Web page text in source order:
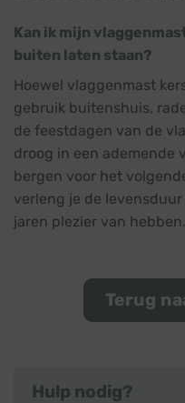
Kan ik mijn
buiten laten staan?
Hoewel vlaggenmast
gebruik buitenshuis,
de feestdagen van de
droog in een ademende
bergen voor het
verleng je de
jaren plezier van hebben.
Terug
Hulp nodig?